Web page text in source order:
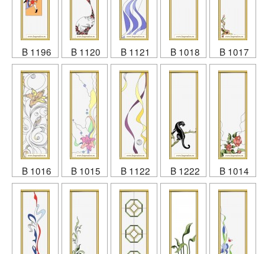
B 1196 B 1120 B 1121 B 1018 B 1017
B 1016 B 1015 B 1122 B 1222 B 1014